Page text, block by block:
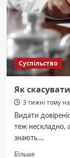
від
київської
лікарки
Суспільство
Як
3 тижні тому
Видати
теж нескладно,
знають....
БільшеДокладніше